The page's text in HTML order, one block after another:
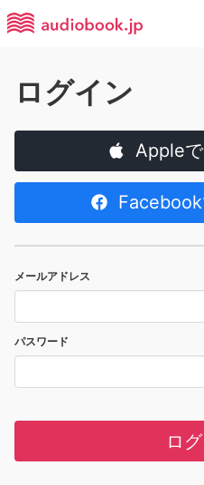
ログイン
Apple
メールアドレス
パスワード
ロ